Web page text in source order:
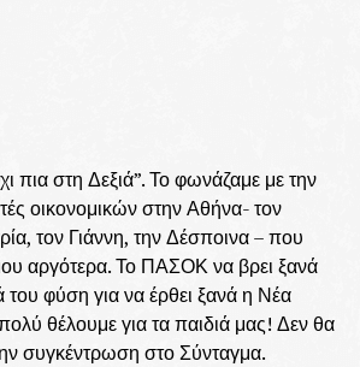
πια στη Δεξιά”. Το φωνάζαμε με την
οικονομικών στην Αθήνα- τον
τον Γιάννη, την Δέσποινα – που
αργότερα. Το ΠΑΣΟΚ να βρει ξανά
του φύση για να έρθει ξανά η Νέα
θέλουμε για τα παιδιά μας! Δεν θα
συγκέντρωση στο Σύνταγμα.